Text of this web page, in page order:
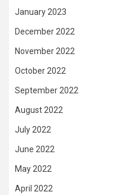
January 2023
December 2022
November 2022
October 2022
September 2022
August 2022
July 2022
June 2022
May 2022
April 2022